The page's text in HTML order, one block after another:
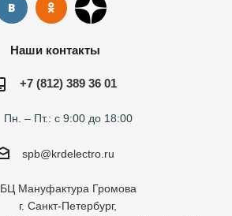
Наши контакты
+7 (812) 389 36 01
Пн. – Пт.: с 9:00 до 18:00
spb@krdelectro.ru
БЦ Мануфактура Громова
г. Санкт-Петербург,